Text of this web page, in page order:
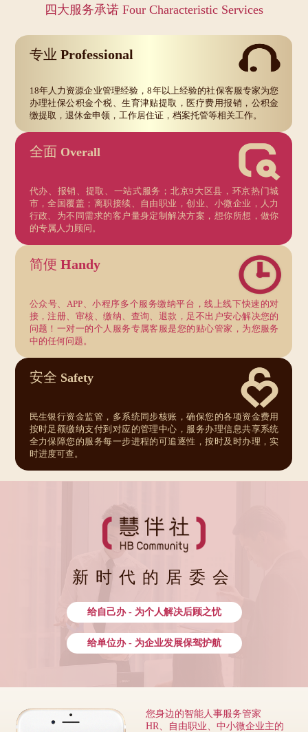
四大服务承诺 Four Characteristic Services
专业 Professional
18年人力资源企业管理经验，8年以上经验的社保客服专家为您
办理社保公积金个税、生育津贴提取，医疗费用报销，公积金
缴提取，退休金申领，工作居住证，档案托管等相关工作。
全面 Overall
代办、报销、提取、一站式服务；北京9大区县，环京热门城
市，全国覆盖；离职接续、自由职业，创业、小微企业，人力
行政、为不同需求的客户量身定制解决方案，想你所想，做你
的专属人力顾问。
简便 Handy
公众号、APP、小程序多个服务缴纳平台，线上线下快速的对
接，注册、审核、缴纳、查询、退款，足不出户安心解决您的
问题！一对一的个人服务专属客服是您的贴心管家，为您服务
中的任何问题。
安全 Safety
民生银行资金监管，多系统同步核账，确保您的各项资金费用
按时足额缴纳支付到对应的管理中心，服务办理信息共享系统
全力保障您的服务每一步进程的可追逐性，按时及时办理，实
时进度可查。
新时代的居委会
给自己办 - 为个人解决后顾之忧
给单位办 - 为企业发展保驾护航
您身边的智能人事服务管家
HR、自由职业、中小微企业主的